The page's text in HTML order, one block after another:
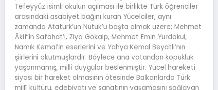
Tefeyyüz isimli okulun açılması ile birlikte Türk öğrenciler
arasındaki asabiyet bağını kuran Yücelciler, aynı
zamanda Atatürk’ün Nutuk’u başta olmak üzere; Mehmet
Âkif’in Safahat’ı, Ziya Gökalp, Mehmet Emin Yurdakul,
Namık Kemal’in eserlerini ve Yahya Kemal Beyatlı’nın
şiirlerini okutmuşlardır. Böylece ana vatandan kopukluk
yaşanmamış, millî duygular beslenmiştir. Yücel hareketi
siyasi bir hareket olmasının ötesinde Balkanlarda Türk
millî kültürü, edebiyatı ve sanatının yaşamasını sağlayan